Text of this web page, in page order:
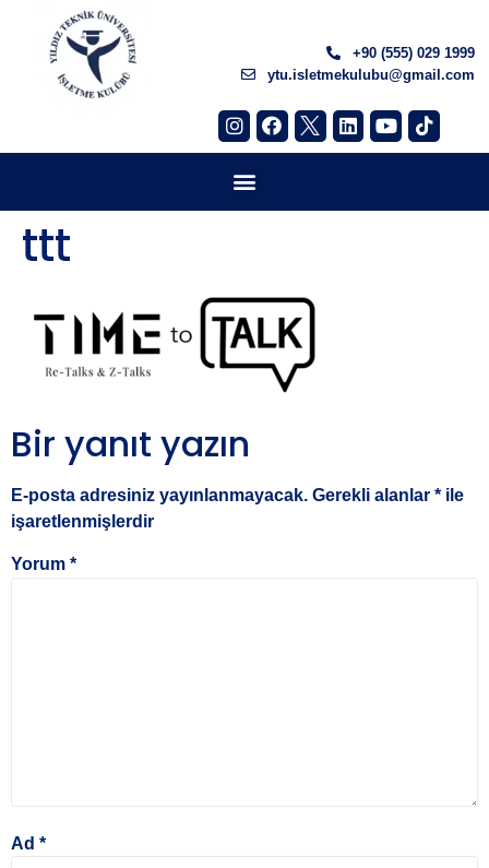
+90 (555) 029 1999
ytu.isletmekulubu@gmail.com
ttt
Bir yanıt yazın
E-posta adresiniz yayınlanmayacak. Gerekli alanlar * ile
işaretlenmişlerdir
Yorum *
Ad *